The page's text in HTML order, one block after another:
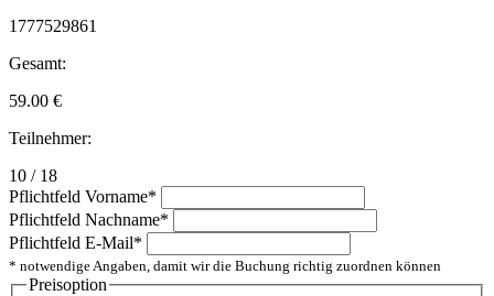
1777529861
Gesamt:
59.00 €
Teilnehmer:
10 / 18
Pflichtfeld Vorname*
Pflichtfeld Nachname*
Pflichtfeld E-Mail*
* notwendige Angaben, damit wir die Buchung richtig zuordnen können
Preisoption